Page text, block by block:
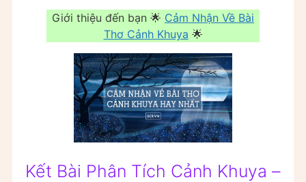
Giới thiệu đến bạn 🌟 Cảm Nhận Về Bài
Thơ Cảnh Khuya 🌟
Kết Bài Phân Tích Cảnh Khuya –